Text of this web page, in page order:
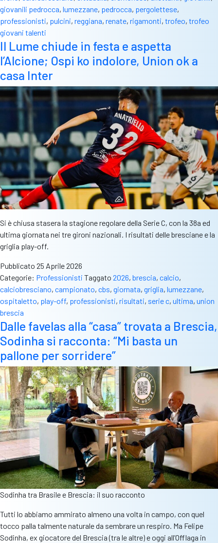
Pedrocca
torna
la
due
giorni
del
“Trofeo
Giovani
giovanili pedrocca, lumezzane, pedrocca, pergolettese,
professionisti, pulcini, reggiana, renate, rigamonti, trofeo, trofeo
giovani talenti
Il Lume chiude in festa e aspetta
l’Alcione; Ospi ko indolore, Union ok a
casa Inter
Si è chiusa stasera la stagione regolare della Serie C, con la 38a ed
ultima giornata nei tre gironi nazionali. I risultati delle bresciane e la
griglia play-off.
Pubblicato 25 Aprile 2026
Categorie: Professionisti Taggato 2026, brescia, calcio,
calciobresciano, campionato, cbs, giornata, griglia, lumezzane,
ospitaletto, play-off, professionisti, risultati, serie c, ultima, union
brescia
Dalle favelas alla “casa” trovata a Brescia,
Sodinha si racconta: “Mi basta un
pallone per sorridere”
Sodinha tra Brasile e Brescia: il suo racconto
Tutti lo abbiamo ammirato almeno una volta in campo, con quel
tocco palla talmente naturale da sembrare un respiro. Ma Felipe
Sodinha, ex giocatore del Brescia (tra le altre) e oggi all’Offlaga in